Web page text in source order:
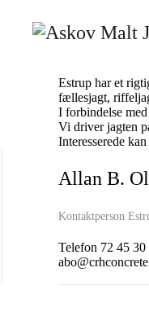
Estrup har et
fællesjagt,
I forbindelse
Vi driver jagten
Interesserede
Allan B.
Kontaktperson
Telefon 72 45 30